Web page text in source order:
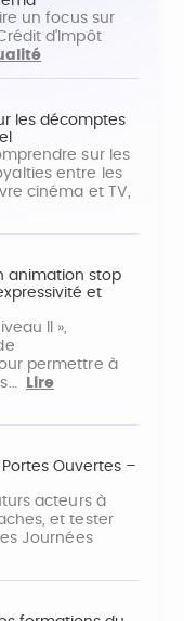
un focus sur
d'Impôt
les décomptes
sur les
entre les
cinéma et TV,
animation stop
et
II »,
permettre à
Lire
Ouvertes –
acteurs à
et tester
Journées